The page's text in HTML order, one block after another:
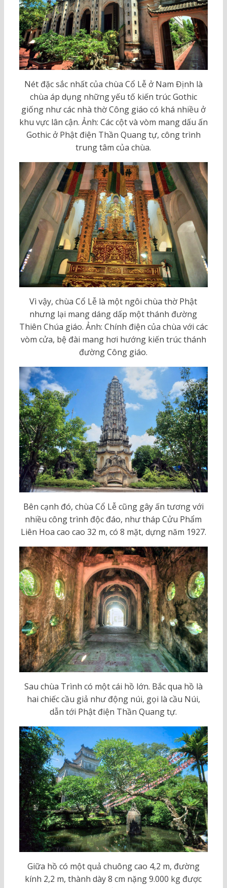
Nét đặc sắc nhất của chùa Cổ Lễ ở Nam Định là
chùa áp dụng những yếu tố kiến trúc Gothic
giống như các nhà thờ Công giáo có khá nhiều ở
khu vực lân cận. Ảnh: Các cột và vòm mang dấu ấn
Gothic ở Phật điện Thần Quang tự, công trình
trung tâm của chùa.
Vì vậy, chùa Cổ Lễ là một ngôi chùa thờ Phật
nhưng lại mang dáng dấp một thánh đường
Thiên Chúa giáo. Ảnh: Chính điện của chùa với các
vòm cửa, bệ đài mang hơi hướng kiến trúc thánh
đường Công giáo.
Bên cạnh đó, chùa Cổ Lễ cũng gây ấn tương với
nhiều công trình độc đáo, như tháp Cửu Phẩm
Liên Hoa cao cao 32 m, có 8 mặt, dựng năm 1927.
Sau chùa Trình có một cái hồ lớn. Bắc qua hồ là
hai chiếc cầu giả như động núi, gọi là cầu Núi,
dẫn tới Phật điện Thần Quang tự.
Giữa hồ có một quả chuông cao 4,2 m, đường
kính 2,2 m, thành dày 8 cm nặng 9.000 kg được